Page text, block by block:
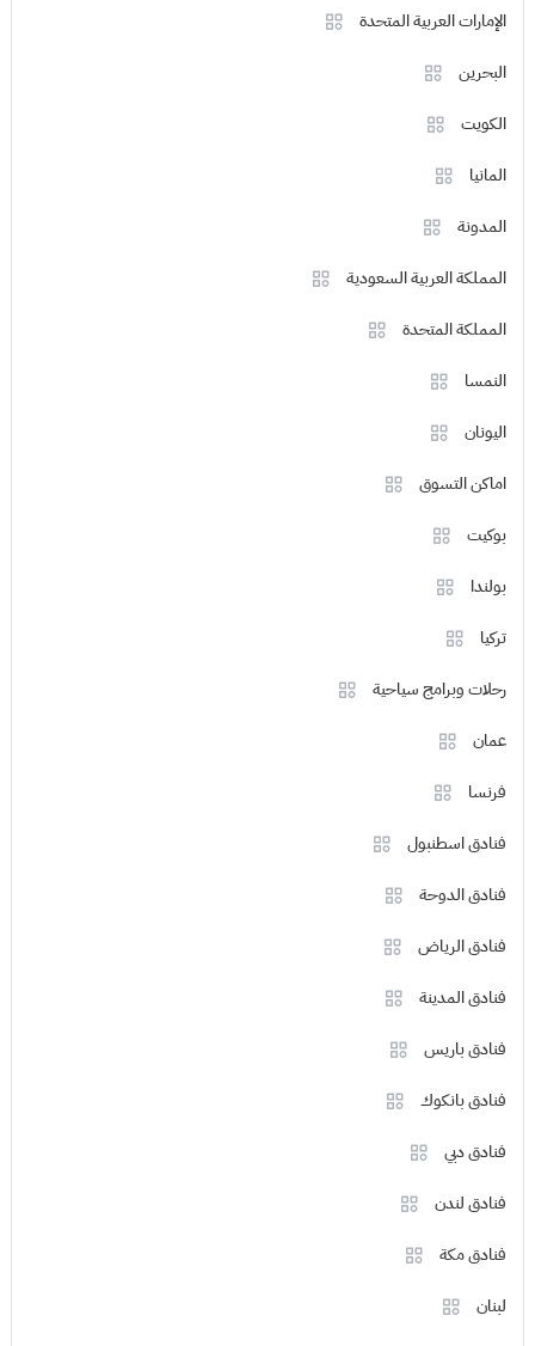
الإمارات العربية المتحدة
البحرين
الكويت
المانيا
المدونة
المملكة العربية السعودية
المملكة المتحدة
النمسا
اليونان
اماكن التسوق
بوكيت
بولندا
تركيا
رحلات وبرامج سياحية
عمان
فرنسا
فنادق اسطنبول
فنادق الدوحة
فنادق الرياض
فنادق المدينة
فنادق باريس
فنادق بانكوك
فنادق دبي
فنادق لندن
فنادق مكة
لبنان